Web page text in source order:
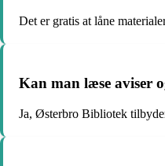
Det er gratis at låne
Kan man læse aviser
Ja, Østerbro Bibliotek